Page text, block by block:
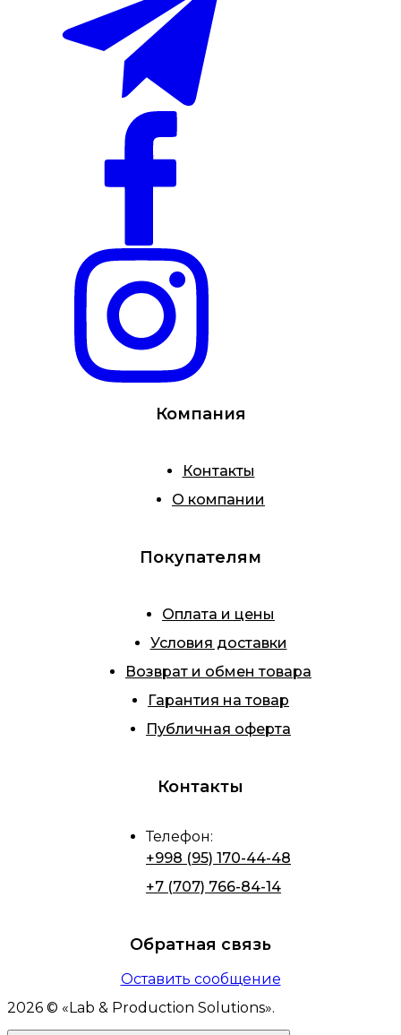
Компания
Контакты
О компании
Покупателям
Оплата и цены
Условия доставки
Возврат и обмен товара
Гарантия на товар
Публичная оферта
Контакты
Телефон:
+998 (95) 170-44-48
+7 (707) 766-84-14
Обратная связь
Оставить сообщение
2026 © « Lab & Production Solutions».